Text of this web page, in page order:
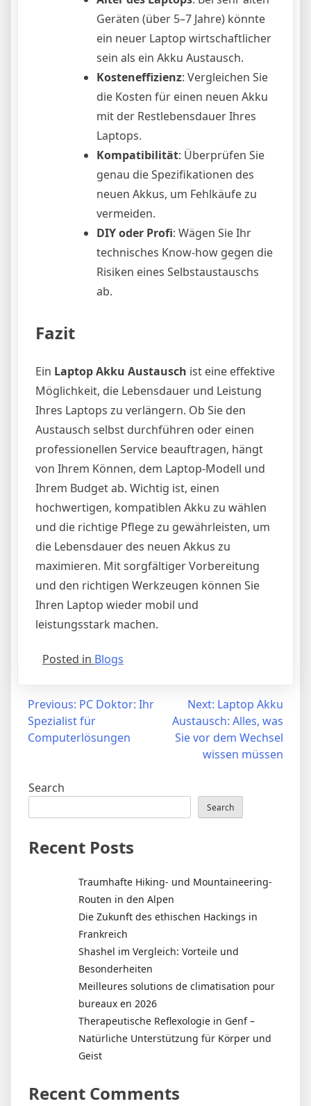
Geräten (über 5–7 Jahre) könnte
ein neuer Laptop wirtschaftlicher
sein als ein Akku Austausch.
Kosteneffizienz: Vergleichen Sie
die Kosten für einen neuen Akku
mit der Restlebensdauer Ihres
Laptops.
Kompatibilität: Überprüfen Sie
genau die Spezifikationen des
neuen Akkus, um Fehlkäufe zu
vermeiden.
DIY oder Profi: Wägen Sie Ihr
technisches Know-how gegen die
Risiken eines Selbstaustauschs
ab.
Fazit
Ein Laptop Akku Austausch ist eine effektive
Möglichkeit, die Lebensdauer und Leistung
Ihres Laptops zu verlängern. Ob Sie den
Austausch selbst durchführen oder einen
professionellen Service beauftragen, hängt
von Ihrem Können, dem Laptop-Modell und
Ihrem Budget ab. Wichtig ist, einen
hochwertigen, kompatiblen Akku zu wählen
und die richtige Pflege zu gewährleisten, um
die Lebensdauer des neuen Akkus zu
maximieren. Mit sorgfältiger Vorbereitung
und den richtigen Werkzeugen können Sie
Ihren Laptop wieder mobil und
leistungsstark machen.
Posted in Blogs
Post
navigation
Previous: PC Doktor: Ihr
Spezialist für
Computerlösungen
Next: Laptop Akku
Austausch: Alles, was
Sie vor dem Wechsel
wissen müssen
Search
Search
Recent Posts
Traumhafte Hiking- und Mountaineering-
Routen in den Alpen
Die Zukunft des ethischen Hackings in
Frankreich
Shashel im Vergleich: Vorteile und
Besonderheiten
Meilleures solutions de climatisation pour
bureaux en 2026
Therapeutische Reflexologie in Genf –
Natürliche Unterstützung für Körper und
Geist
Recent Comments